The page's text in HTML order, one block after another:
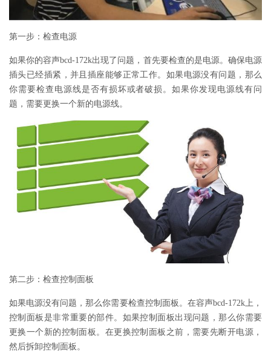
第一步：检查电源
如果你的容声bcd-172k出现了问题，首先要检查的是电源。确保电源
插头已经插紧，并且插座能够正常工作。如果电源没有问题，那么
你需要检查电源线是否有损坏或者破损。如果你发现电源线有问
题，需要更换一个新的电源线。
第二步：检查控制面板
如果电源没有问题，那么你需要检查控制面板。在容声bcd-172k上，
控制面板是非常重要的部件。如果控制面板出现问题，那么你需要
更换一个新的控制面板。在更换控制面板之前，需要先断开电源，
然后拆卸控制面板。